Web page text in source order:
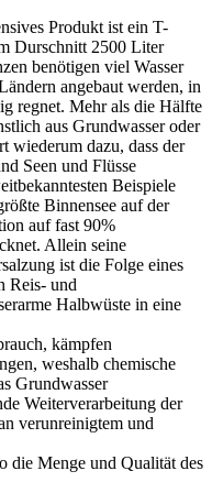
Produkt ist ein T-
Durschnitt 2500 Liter
benötigen viel Wasser
angebaut werden, in
regnet. Mehr als die Hälfte
aus Grundwasser oder
wiederum dazu, dass der
Seen und Flüsse
Beispiele
Binnensee auf der
auf fast 90%
Allein seine
ist die Folge eines
Reis- und
Halbwüste in eine
kämpfen
weshalb chemische
Grundwasser
Weiterverarbeitung der
verunreinigtem und
die Menge und Qualität des